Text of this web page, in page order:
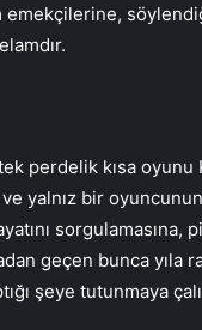
emekçilerine,
perdelik kısa oyunu
ve yalnız bir
sorgulamasına,
geçen bunca yıla
şeye tutunmaya